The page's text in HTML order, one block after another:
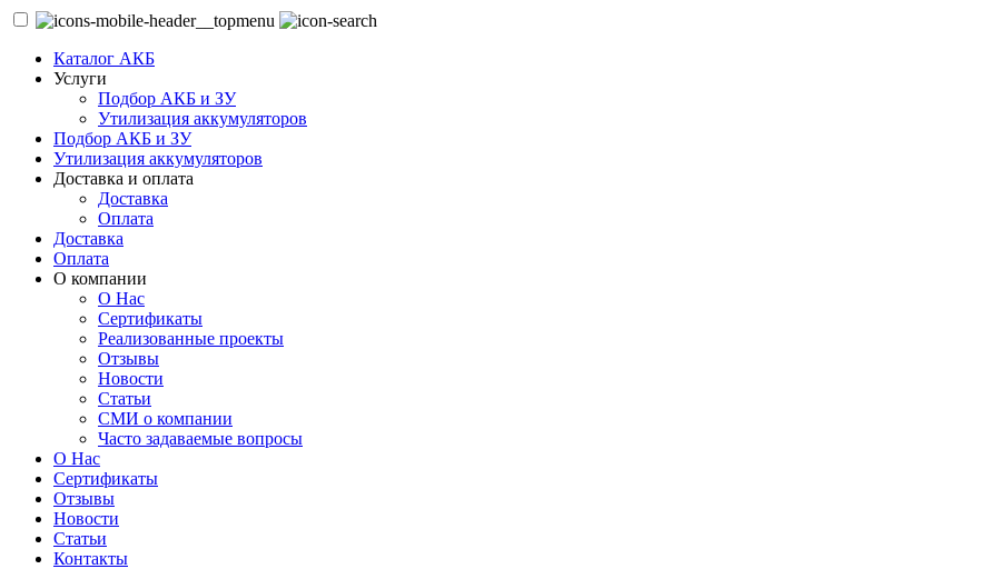
Каталог АКБ
Услуги
Подбор АКБ и ЗУ
Утилизация аккумуляторов
Подбор АКБ и ЗУ
Утилизация аккумуляторов
Доставка и оплата
Доставка
Оплата
Доставка
Оплата
О компании
О Нас
Сертификаты
Реализованные проекты
Отзывы
Новости
Статьи
СМИ о компании
Часто задаваемые вопросы
О Нас
Сертификаты
Отзывы
Новости
Статьи
Контакты